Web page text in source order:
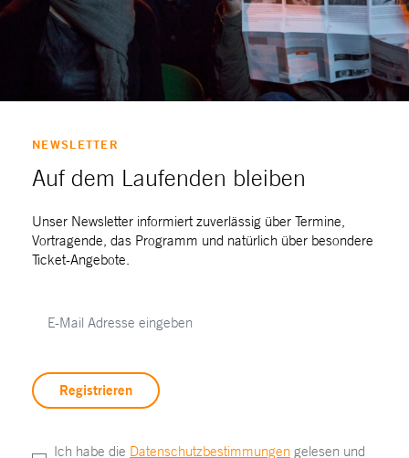
NEWSLETTER
Auf dem Laufenden bleiben
Unser Newsletter informiert zuverlässig über Termine,
Vortragende, das Programm und natürlich über besondere
Ticket-Angebote.
Registrieren
Ich habe die Datenschutzbestimmungen gelesen und